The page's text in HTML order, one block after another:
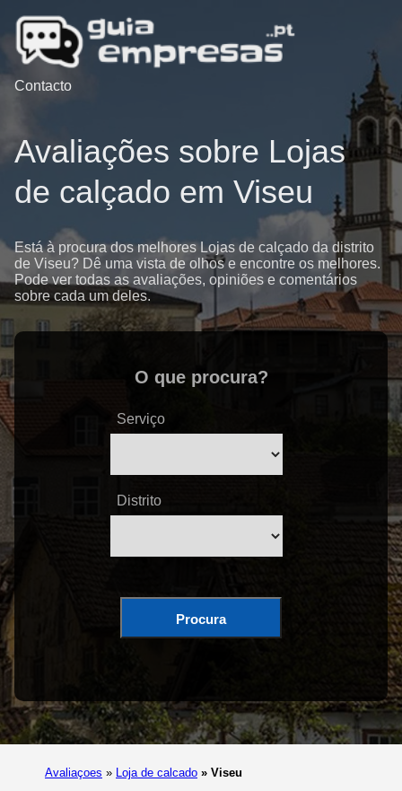
Contacto
Avaliações sobre Lojas
de calçado em Viseu
Está à procura dos melhores Lojas de calçado da distrito
de Viseu? Dê uma vista de olhos e encontre os melhores.
Pode ver todas as avaliações, opiniões e comentários
sobre cada um deles.
O que procura?
Serviço
Distrito
Procura
Avaliaçoes » Loja de calcado » Viseu